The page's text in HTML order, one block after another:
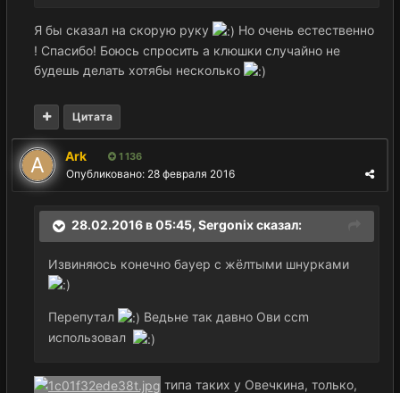
Я бы сказал на скорую руку
Но очень естественно
! Спасибо! Боюсь спросить а клюшки случайно не
будешь делать хотябы несколько
Цитата
Ark 1 136
Опубликовано: 28 февраля 2016
28.02.2016 в 05:45, Sergonixсказал:
Извиняюсь конечно бауер с жёлтыми шнурками
Перепутал
Ведьне так давно Ови ccm
использовал
типа таких у Овечкина, только,